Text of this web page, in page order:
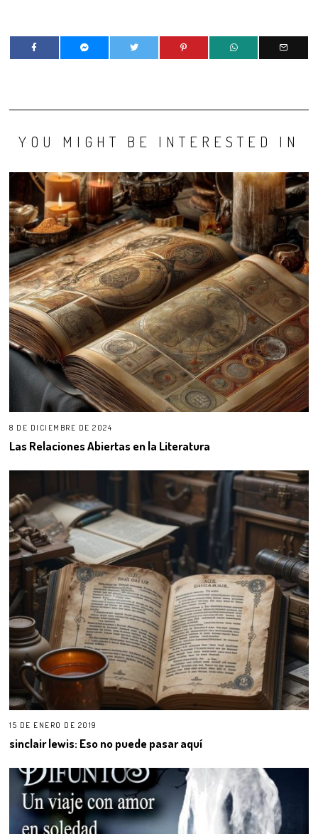
YOU MIGHT BE INTERESTED IN
8 DE DICIEMBRE DE 2024
Las Relaciones Abiertas en la Literatura
15 DE ENERO DE 2019
sinclair lewis: Eso no puede pasar aquí